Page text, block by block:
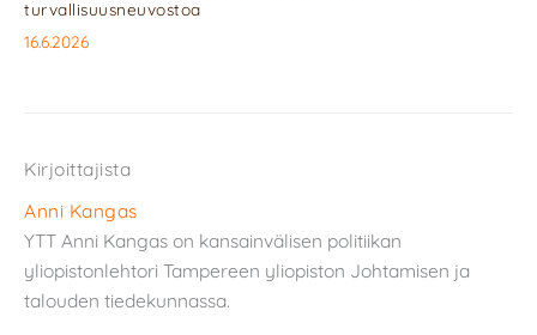
turvallisuusneuvostoa
16.6.2026
Kirjoittajista
Anni Kangas
YTT Anni Kangas on kansainvälisen politiikan
yliopistonlehtori Tampereen yliopiston Johtamisen ja
talouden tiedekunnassa.